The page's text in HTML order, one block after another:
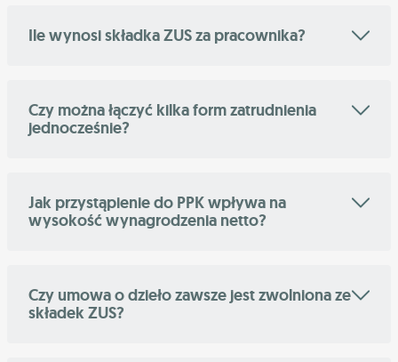
Ile wynosi składka ZUS za pracownika?
Czy można łączyć kilka form zatrudnienia
jednocześnie?
Jak przystąpienie do PPK wpływa na
wysokość wynagrodzenia netto?
Czy umowa o dzieło zawsze jest zwolniona ze
składek ZUS?